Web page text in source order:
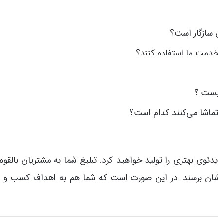
است؟
ما استفاده کنند؟
؟
تماشا می‌کنند کدام است؟
بهتری را تولید خواهید کرد. تبلیغ شما به مشتریان
برسند. در این صورت است که شما هم به اهداف کسب و